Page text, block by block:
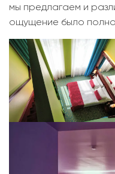
мы предлагаем и
ощущение было